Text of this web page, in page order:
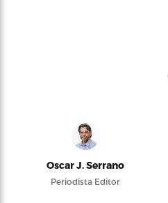
Oscar J. Serrano
Periodista Editor